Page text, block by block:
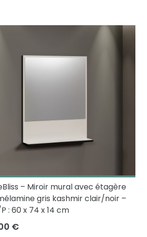
– Miroir mural avec étagère
gris kashmir clair/noir –
: 60 x 74 x 14 cm
€